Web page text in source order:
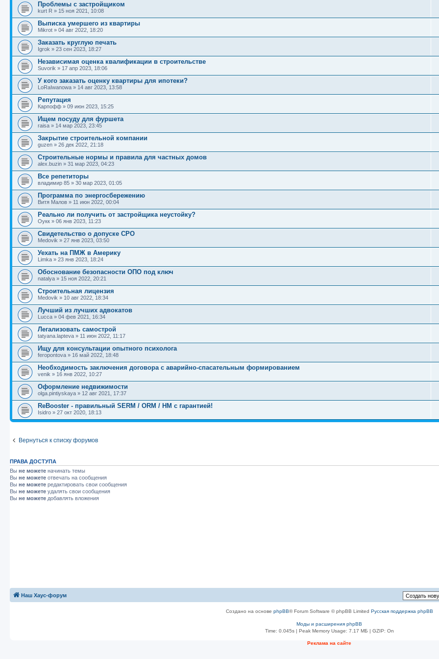
Проблемы с застройщиком
kurt R » 15 ноя 2021, 10:08
Выписка умершего из квартиры
Mikrot » 04 авг 2022, 18:20
Заказать круглую печать
Igrok » 23 сен 2023, 18:27
Независимая оценка квалификации в строительстве
Suvorik » 17 апр 2023, 18:06
У кого заказать оценку квартиры для ипотеки?
LoRaIwanowa » 14 авг 2023, 13:58
Репутация
Карпофф » 09 июн 2023, 15:25
Ищем посуду для фуршета
raisa » 14 мар 2023, 23:45
Закрытие строительной компании
guzen » 26 дек 2022, 21:18
Строительные нормы и правила для частных домов
alex.buzin » 31 мар 2023, 04:23
Все репетиторы
владимир 85 » 30 мар 2023, 01:05
Программа по энергосбережению
Витя Малов » 11 июн 2022, 00:04
Реально ли получить от застройщика неустойку?
Оукк » 06 янв 2023, 11:23
Свидетельство о допуске СРО
Medovik » 27 янв 2023, 03:50
Уехать на ПМЖ в Америку
Limka » 23 янв 2023, 18:24
Обоснование безопасности ОПО под ключ
natalya » 15 ноя 2022, 20:21
Строительная лицензия
Medovik » 10 авг 2022, 18:34
Лучший из лучших адвокатов
Lucca » 04 фев 2021, 16:34
Легализовать самострой
tatyana.lapteva » 11 июн 2022, 11:17
Ищу для консультации опытного психолога
feropontova » 16 май 2022, 18:48
Необходимость заключения договора с аварийно-спасательным формированием
venik » 16 янв 2022, 10:27
Оформление недвижимости
olga.pintiyskaya » 12 авг 2021, 17:37
ReBooster - правильный SERM / ORM / HM с гарантией!
Isidro » 27 окт 2020, 18:13
Вернуться к списку форумов
ПРАВА ДОСТУПА
Вы не можете начинать темы
Вы не можете отвечать на сообщения
Вы не можете редактировать свои сообщения
Вы не можете удалять свои сообщения
Вы не можете добавлять вложения
Наш Хаус-форум
Создано на основе phpBB® Forum Software © phpBB Limited Русская поддержка phpBB
Моды и расширения phpBB
Time: 0.045s| Peak Memory Usage: 7.17 МБ | GZIP: On
Реклама на сайте